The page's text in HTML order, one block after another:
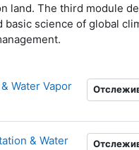
land. The third module
science of global
Water Vapor
& Water